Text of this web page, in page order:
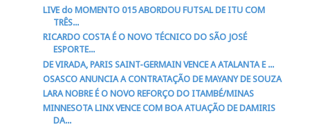
LIVE do MOMENTO 015 ABORDOU FUTSAL DE ITU COM
TRÊS...
RICARDO COSTA É O NOVO TÉCNICO DO SÃO JOSÉ
ESPORTE...
DE VIRADA, PARIS SAINT-GERMAIN VENCE A ATALANTA E ...
OSASCO ANUNCIA A CONTRATAÇÃO DE MAYANY DE SOUZA
LARA NOBRE É O NOVO REFORÇO DO ITAMBÉ/MINAS
MINNESOTA LINX VENCE COM BOA ATUAÇÃO DE DAMIRIS
DA...